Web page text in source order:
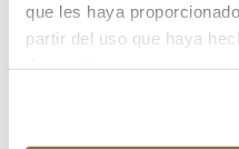
que les haya
partir del uso que haya